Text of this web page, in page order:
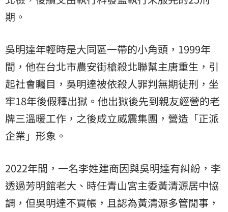
期。
吳明達年輕時是大同區一帶的小角頭，1999年
間，他在台北市農安街槍殺北聯幫主唐重生，引
起社會矚目，吳明達被依殺人罪判無期徒刑，坐
牢18年後假釋出獄。他出獄後先到親友經營的老
牌三溫暖工作，之後成立威震集團，營造「正派
企業」形象。
2022年間，一名李姓建商因與吳明達有糾紛，李
透過芳明館老大、時任青山宮主委黃清源居中協
調，但吳明達不買帳，且認為黃清源多管閒事，